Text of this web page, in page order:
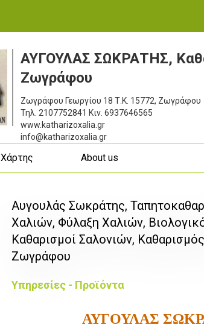
ΑΥΓΟΥΛΑΣ ΣΩΚΡΑΤΗΣ,
Ζωγράφου
Ζωγράφου Γεωργίου 18 Τ.Κ. 15772, Ζωγράφου
Τηλ. 2107752841 Κιν. 6937646565
www.katharizoxalia.gr
info@katharizoxalia.gr
Χάρτης About us
Αυγουλάς Σωκράτης,
Χαλιών, Φύλαξη Χαλιών,
Καθαρισμοί Σαλονιών,
Ζωγράφου
Υπηρεσίες - Προϊόντα
ΑΥΓΟΥΛΑΣ